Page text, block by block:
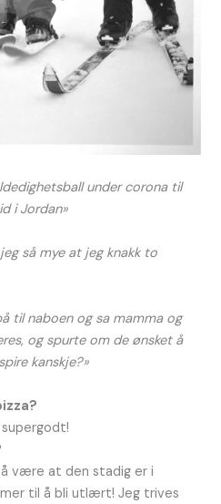
under corona til
i Jordan»
så mye at jeg knakk to
til naboen og sa mamma og
og spurte om de ønsket å
kanskje?»
være at den stadig er i
til å bli utlært! Jeg trives